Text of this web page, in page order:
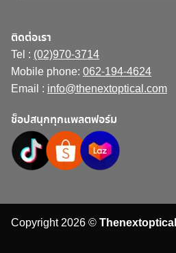
ติดต่อเรา
Tel : (02)970-3714
Mobile phone: 062-194-4624
Email : info@thenextoptical.com
ช็อปสนุกทุกแพลตฟอร์ม
Copyright 2026 ©